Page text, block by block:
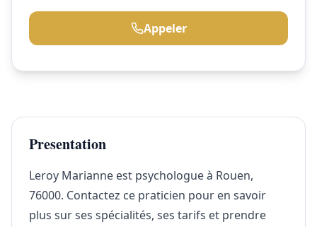
Appeler
Presentation
Leroy Marianne est psychologue à Rouen,
76000. Contactez ce praticien pour en savoir
plus sur ses spécialités, ses tarifs et prendre